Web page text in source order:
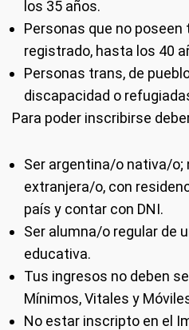
los 35 años.
Personas que no poseen
registrado, hasta los 40
Personas trans, de
discapacidad o
Para poder inscribirse
Ser argentina/o nativa/o;
extranjera/o, con
país y contar con DNI.
Ser alumna/o regular de
educativa.
Tus ingresos no deben
Mínimos, Vitales y
No estar inscripto en el